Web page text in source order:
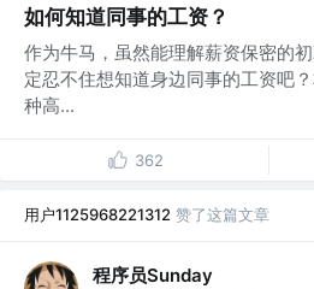
如何知道同事的工资？
作为牛马，虽然能理解薪资保密的
定忍不住想知道身边同事的工资吧
种高...
362
用户1125968221312 赞了这篇文章
程序员Sunday